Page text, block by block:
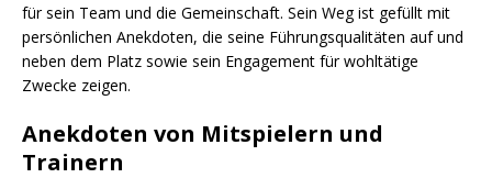
für sein Team und die Gemeinschaft. Sein Weg ist gefüllt mit
persönlichen Anekdoten, die seine Führungsqualitäten auf und
neben dem Platz sowie sein Engagement für wohltätige
Zwecke zeigen.
Anekdoten von Mitspielern und
Trainern